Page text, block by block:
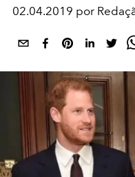
02.04.2019 por